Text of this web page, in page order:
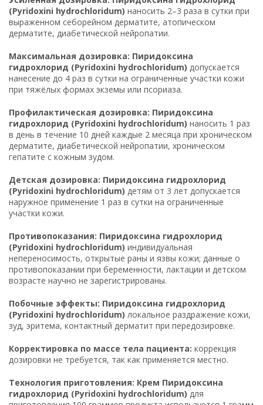
(Pyridoxini hydrochloridum) наносить 2–3 раза в сутки при
выраженном себорейном дерматите, атопическом
дерматите, диабетической нейропатии.
Максимальная дозировка: Пиридоксина
гидрохлорид (Pyridoxini hydrochloridum) допускается
нанесение до 4 раз в сутки на ограниченные участки кожи
при тяжёлых формах экземы или псориаза.
Профилактическая дозировка: Пиридоксина
гидрохлорид (Pyridoxini hydrochloridum) наносить 1 раз
в день в течение 10 дней каждые 2 месяца при хроническом
дерматите, диабетической нейропатии, хроническом
гепатите с кожным зудом.
Детская дозировка: Пиридоксина гидрохлорид
(Pyridoxini hydrochloridum) детям от 3 лет допускается
наружное применение 1 раз в сутки на ограниченные
участки кожи.
Противопоказания: Пиридоксина гидрохлорид
(Pyridoxini hydrochloridum) индивидуальная
непереносимость, открытые раны и язвы кожи; данные о
противопоказании при беременности, лактации и детском
возрасте научно не зарегистрированы.
Побочные эффекты: Пиридоксина гидрохлорид
(Pyridoxini hydrochloridum) локальное раздражение кожи,
зуд, эритема, контактный дерматит при передозировке.
Корректировка по массе тела пациента: коррекция
дозировки не требуется, так как применяется местно.
Технология приготовления: Крем Пиридоксина
гидрохлорид (Pyridoxini hydrochloridum) для